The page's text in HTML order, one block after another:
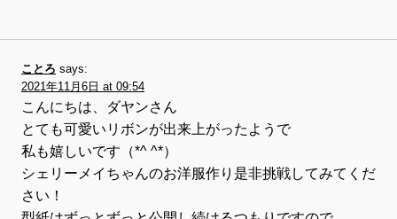
ことろ says:
2021年11月6日 at 09:54
こんにちは、ダヤンさん
とても可愛いリボンが出来上がったようで
私も嬉しいです（*^ ^*）
シェリーメイちゃんのお洋服作り是非挑戦してみてくだ
さい！